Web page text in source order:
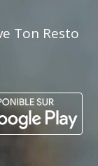
Ton Resto